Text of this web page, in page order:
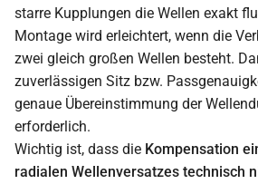
starre Kupplungen die Wellen exakt
Montage wird erleichtert, wenn die
zwei gleich großen Wellen besteht.
zuverlässigen Sitz bzw.
genaue Übereinstimmung der
erforderlich.
Wichtig ist, dass die Kompensation
radialen Wellenversatzes technisch